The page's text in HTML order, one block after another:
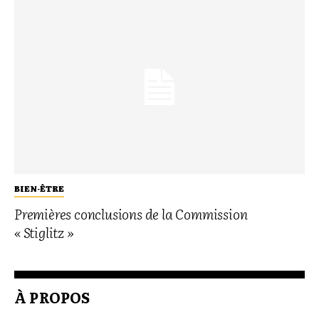
BIEN-ÊTRE
Premières conclusions de la Commission
« Stiglitz »
À PROPOS